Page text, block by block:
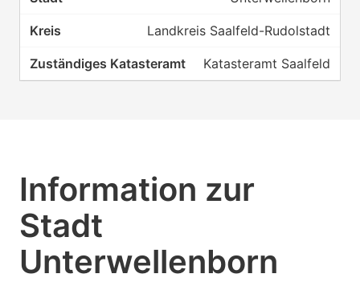
Landkreis Saalfeld-Rudolstadt
Katasteramt Saalfeld
Information zur
Stadt
Unterwellenborn